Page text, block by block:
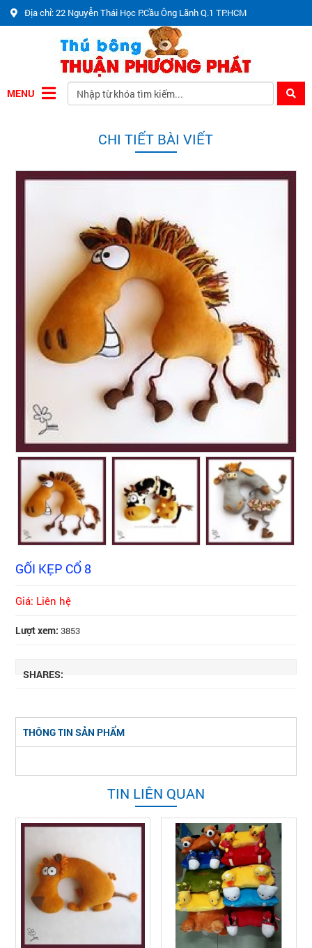
Địa chỉ: 22 Nguyễn Thái Học P.Cầu Ông Lãnh Q.1 TP.HCM
MENU
CHI TIẾT BÀI VIẾT
GỐI KẸP CỔ 8
Giá: Liên hệ
Lượt xem: 3853
SHARES:
THÔNG TIN SẢN PHẨM
TIN LIÊN QUAN